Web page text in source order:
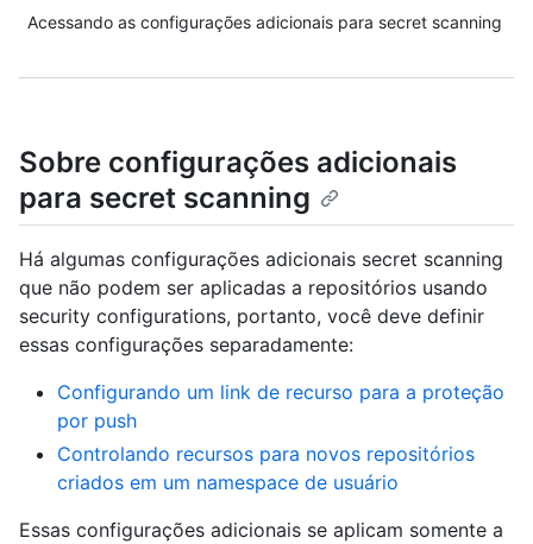
Acessando as configurações adicionais para secret scanning
Sobre configurações adicionais
para secret scanning
Há algumas configurações adicionais secret scanning
que não podem ser aplicadas a repositórios usando
security configurations, portanto, você deve definir
essas configurações separadamente:
Configurando um link de recurso para a proteção
por push
Controlando recursos para novos repositórios
criados em um namespace de usuário
Essas configurações adicionais se aplicam somente a